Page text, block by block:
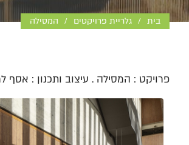
בית / גלריית פרויקטים / המסילה
פרויקט : המסילה . עיצוב ותכנון : אסף